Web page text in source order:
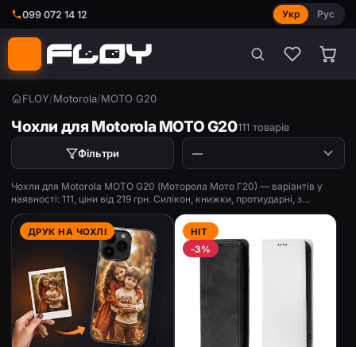
099 072 14 12 Укр Рус
FLOY/Motorola/MOTO G20
Чохли для Motorola MOTO G20111 товарів
Фільтри
Чохли для Motorola MOTO G20 (Моторола Мото Г20) — варіантів у
наявності: 111, ціни від 219 грн. Силікон, книжки, протиударні, з
принтом.
ДРУК НА ЧОХЛІ
HIT
-3%